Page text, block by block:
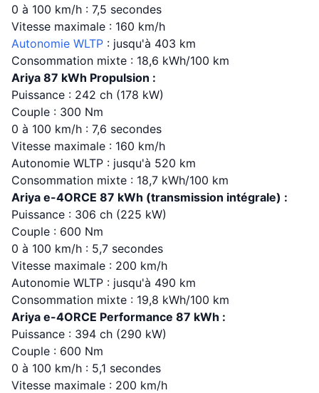
0 à 100 km/h : 7,5 secondes
Vitesse maximale : 160 km/h
Autonomie WLTP : jusqu'à 403 km
Consommation mixte : 18,6 kWh/100 km
Ariya 87 kWh Propulsion :
Puissance : 242 ch (178 kW)
Couple : 300 Nm
0 à 100 km/h : 7,6 secondes
Vitesse maximale : 160 km/h
Autonomie WLTP : jusqu'à 520 km
Consommation mixte : 18,7 kWh/100 km
Ariya e-4ORCE 87 kWh (transmission intégrale) :
Puissance : 306 ch (225 kW)
Couple : 600 Nm
0 à 100 km/h : 5,7 secondes
Vitesse maximale : 200 km/h
Autonomie WLTP : jusqu'à 490 km
Consommation mixte : 19,8 kWh/100 km
Ariya e-4ORCE Performance 87 kWh :
Puissance : 394 ch (290 kW)
Couple : 600 Nm
0 à 100 km/h : 5,1 secondes
Vitesse maximale : 200 km/h